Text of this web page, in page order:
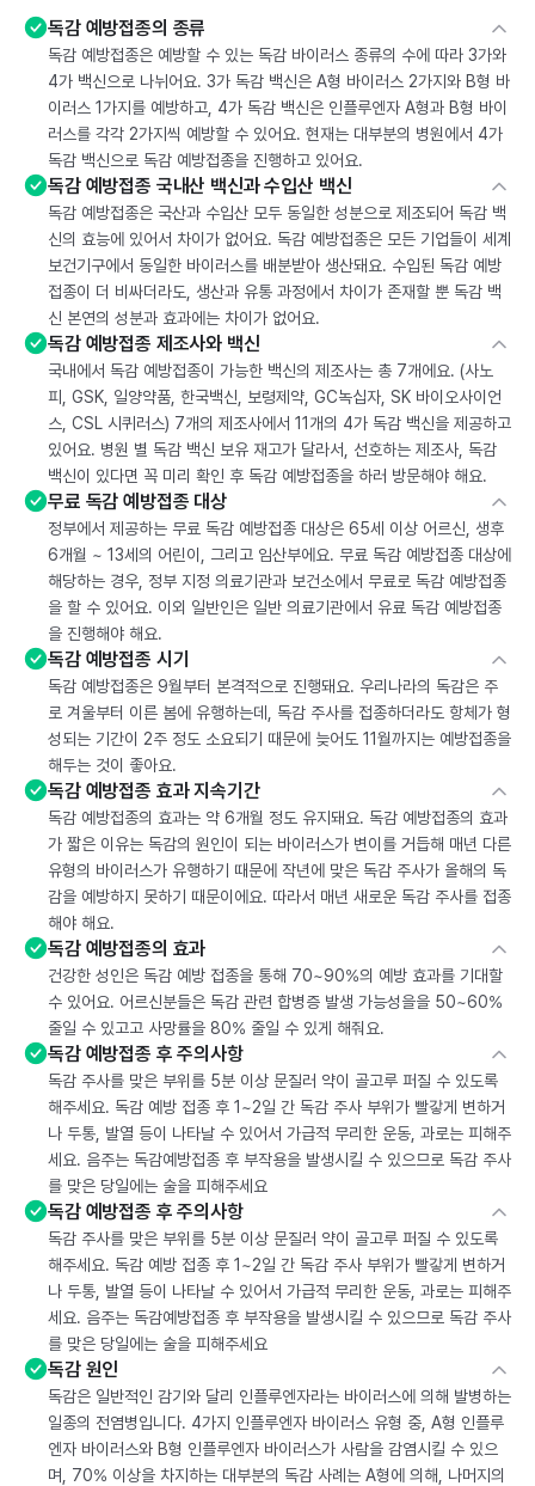
독감 예방접종의 종류
독감 예방접종은 예방할 수 있는 독감 바이러스 종류의 수에 따라 3가와
4가 백신으로 나뉘어요. 3가 독감 백신은 A형 바이러스 2가지와 B형 바
이러스 1가지를 예방하고, 4가 독감 백신은 인플루엔자 A형과 B형 바이
러스를 각각 2가지씩 예방할 수 있어요. 현재는 대부분의 병원에서 4가
독감 백신으로 독감 예방접종을 진행하고 있어요.
독감 예방접종 국내산 백신과 수입산 백신
독감 예방접종은 국산과 수입산 모두 동일한 성분으로 제조되어 독감 백
신의 효능에 있어서 차이가 없어요. 독감 예방접종은 모든 기업들이 세계
보건기구에서 동일한 바이러스를 배분받아 생산돼요. 수입된 독감 예방
접종이 더 비싸더라도, 생산과 유통 과정에서 차이가 존재할 뿐 독감 백
신 본연의 성분과 효과에는 차이가 없어요.
독감 예방접종 제조사와 백신
국내에서 독감 예방접종이 가능한 백신의 제조사는 총 7개에요. (사노
피, GSK, 일양약품, 한국백신, 보령제약, GC녹십자, SK 바이오사이언
스, CSL 시퀴러스) 7개의 제조사에서 11개의 4가 독감 백신을 제공하고
있어요. 병원 별 독감 백신 보유 재고가 달라서, 선호하는 제조사, 독감
백신이 있다면 꼭 미리 확인 후 독감 예방접종을 하러 방문해야 해요.
무료 독감 예방접종 대상
정부에서 제공하는 무료 독감 예방접종 대상은 65세 이상 어르신, 생후
6개월 ~ 13세의 어린이, 그리고 임산부에요. 무료 독감 예방접종 대상에
해당하는 경우, 정부 지정 의료기관과 보건소에서 무료로 독감 예방접종
을 할 수 있어요. 이외 일반인은 일반 의료기관에서 유료 독감 예방접종
을 진행해야 해요.
독감 예방접종 시기
독감 예방접종은 9월부터 본격적으로 진행돼요. 우리나라의 독감은 주
로 겨울부터 이른 봄에 유행하는데, 독감 주사를 접종하더라도 항체가 형
성되는 기간이 2주 정도 소요되기 때문에 늦어도 11월까지는 예방접종을
해두는 것이 좋아요.
독감 예방접종 효과 지속기간
독감 예방접종의 효과는 약 6개월 정도 유지돼요. 독감 예방접종의 효과
가 짧은 이유는 독감의 원인이 되는 바이러스가 변이를 거듭해 매년 다른
유형의 바이러스가 유행하기 때문에 작년에 맞은 독감 주사가 올해의 독
감을 예방하지 못하기 때문이에요. 따라서 매년 새로운 독감 주사를 접종
해야 해요.
독감 예방접종의 효과
건강한 성인은 독감 예방 접종을 통해 70~90%의 예방 효과를 기대할
수 있어요. 어르신분들은 독감 관련 합병증 발생 가능성을을 50~60%
줄일 수 있고고 사망률을 80% 줄일 수 있게 해줘요.
독감 예방접종 후 주의사항
독감 주사를 맞은 부위를 5분 이상 문질러 약이 골고루 퍼질 수 있도록
해주세요. 독감 예방 접종 후 1~2일 간 독감 주사 부위가 빨갛게 변하거
나 두통, 발열 등이 나타날 수 있어서 가급적 무리한 운동, 과로는 피해주
세요. 음주는 독감예방접종 후 부작용을 발생시킬 수 있으므로 독감 주사
를 맞은 당일에는 술을 피해주세요
독감 예방접종 후 주의사항
독감 주사를 맞은 부위를 5분 이상 문질러 약이 골고루 퍼질 수 있도록
해주세요. 독감 예방 접종 후 1~2일 간 독감 주사 부위가 빨갛게 변하거
나 두통, 발열 등이 나타날 수 있어서 가급적 무리한 운동, 과로는 피해주
세요. 음주는 독감예방접종 후 부작용을 발생시킬 수 있으므로 독감 주사
를 맞은 당일에는 술을 피해주세요
독감 원인
독감은 일반적인 감기와 달리 인플루엔자라는 바이러스에 의해 발병하는
일종의 전염병입니다. 4가지 인플루엔자 바이러스 유형 중, A형 인플루
엔자 바이러스와 B형 인플루엔자 바이러스가 사람을 감염시킬 수 있으
며, 70% 이상을 차지하는 대부분의 독감 사례는 A형에 의해, 나머지의